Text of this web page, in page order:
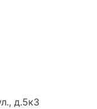
д.5к3